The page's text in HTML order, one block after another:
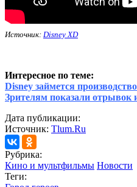
Источник: Disney XD
Интересное по теме:
Disney займется
Зрителям показали
Дата публикации:
Источник: Tlum.Ru
Рубрика:
Кино и мультфильмы Новости
Теги: